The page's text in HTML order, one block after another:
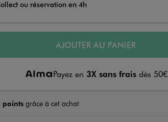
ou réservation en 4h
AJOUTER AU PANIER
Payez en 3X sans fraisdès 50€
pointsgrâce à cet achat